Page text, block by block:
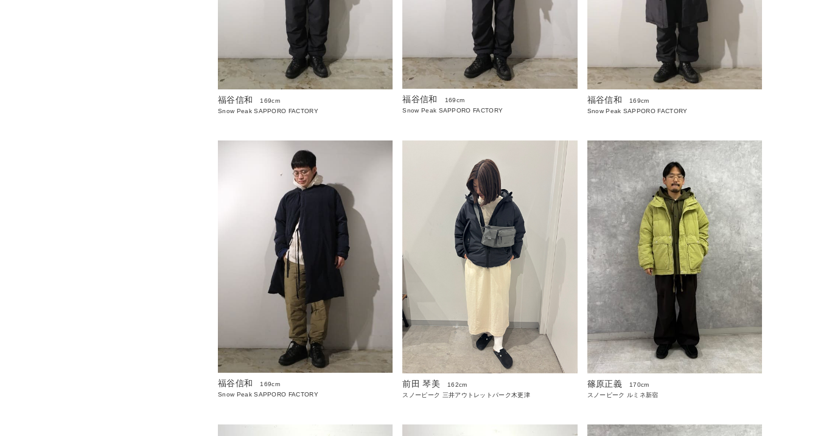
福谷信和
169cm
Snow Peak SAPPORO FACTORY
福谷信和
169cm
Snow Peak SAPPORO FACTORY
福谷信和
169cm
Snow Peak SAPPORO FACTORY
福谷信和
169cm
Snow Peak SAPPORO FACTORY
前田 琴美
162cm
スノーピーク 三井アウトレットパーク木更津
篠原正義
170cm
スノーピーク ルミネ新宿